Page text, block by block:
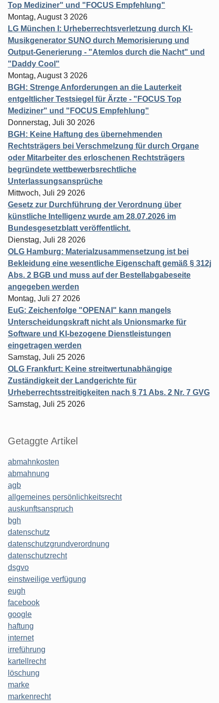
Top Mediziner" und "FOCUS Empfehlung"
Montag, August 3 2026
LG München I: Urheberrechtsverletzung durch KI-
Musikgenerator SUNO durch Memorisierung und
Output-Generierung - "Atemlos durch die Nacht" und
"Daddy Cool"
Montag, August 3 2026
BGH: Strenge Anforderungen an die Lauterkeit
entgeltlicher Testsiegel für Ärzte - "FOCUS Top
Mediziner" und "FOCUS Empfehlung"
Donnerstag, Juli 30 2026
BGH: Keine Haftung des übernehmenden
Rechtsträgers bei Verschmelzung für durch Organe
oder Mitarbeiter des erloschenen Rechtsträgers
begründete wettbewerbsrechtliche
Unterlassungsansprüche
Mittwoch, Juli 29 2026
Gesetz zur Durchführung der Verordnung über
künstliche Intelligenz wurde am 28.07.2026 im
Bundesgesetzblatt veröffentlicht.
Dienstag, Juli 28 2026
OLG Hamburg: Materialzusammensetzung ist bei
Bekleidung eine wesentliche Eigenschaft gemäß § 312j
Abs. 2 BGB und muss auf der Bestellabgabeseite
angegeben werden
Montag, Juli 27 2026
EuG: Zeichenfolge "OPENAI" kann mangels
Unterscheidungskraft nicht als Unionsmarke für
Software und KI-bezogene Dienstleistungen
eingetragen werden
Samstag, Juli 25 2026
OLG Frankfurt: Keine streitwertunabhängige
Zuständigkeit der Landgerichte für
Urheberrechtsstreitigkeiten nach § 71 Abs. 2 Nr. 7 GVG
Samstag, Juli 25 2026
Getaggte Artikel
abmahnkosten
abmahnung
agb
allgemeines persönlichkeitsrecht
auskunftsanspruch
bgh
datenschutz
datenschutzgrundverordnung
datenschutzrecht
dsgvo
einstweilige verfügung
eugh
facebook
google
haftung
internet
irreführung
kartellrecht
löschung
marke
markenrecht